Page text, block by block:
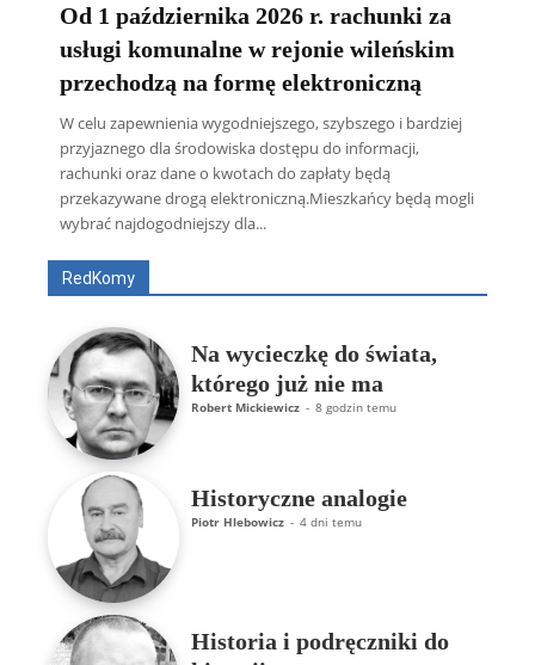
Od 1 października 2026 r. rachunki za
usługi komunalne w rejonie wileńskim
przechodzą na formę elektroniczną
W celu zapewnienia wygodniejszego, szybszego i bardziej
przyjaznego dla środowiska dostępu do informacji,
rachunki oraz dane o kwotach do zapłaty będą
przekazywane drogą elektroniczną.Mieszkańcy będą mogli
wybrać najdogodniejszy dla...
RedKomy
Wszyscy Aleksander Borowik
Antoni Radczenko
Artur Płokszto
Grzegorz Górny
ks. Jarosław Wąsowicz SDB
Piotr Hlebowicz
Rajmund Klonowski
Na wycieczkę do świata,
którego już nie ma
Robert Mickiewicz - 8 godzin temu
Historyczne analogie
Piotr Hlebowicz - 4 dni temu
Historia i podręczniki do